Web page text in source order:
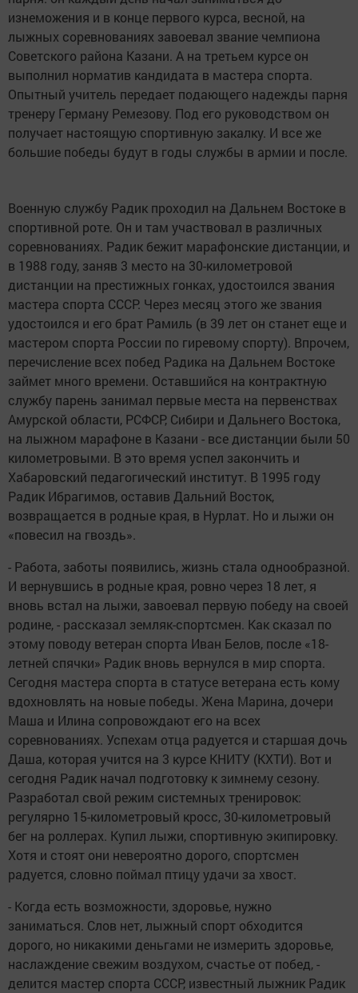
изнеможения и в конце первого курса, весной, на
лыжных соревнованиях завоевал звание чемпиона
Советского района Казани. А на третьем курсе он
выполнил норматив кандидата в мастера спорта.
Опытный учитель передает подающего надежды парня
тренеру Герману Ремезову. Под его руководством он
получает настоящую спортивную закалку. И все же
большие победы будут в годы службы в армии и после.
Военную службу Радик проходил на Дальнем Востоке в
спортивной роте. Он и там участвовал в различных
соревнованиях. Радик бежит марафонские дистанции, и
в 1988 году, заняв 3 место на 30-километровой
дистанции на престижных гонках, удостоился звания
мастера спорта СССР. Через месяц этого же звания
удостоился и его брат Рамиль (в 39 лет он станет еще и
мастером спорта России по гиревому спорту). Впрочем,
перечисление всех побед Радика на Дальнем Востоке
займет много времени. Оставшийся на контрактную
службу парень занимал первые места на первенствах
Амурской области, РСФСР, Сибири и Дальнего Востока,
на лыжном марафоне в Казани - все дистанции были 50
километровыми. В это время успел закончить и
Хабаровский педагогический институт. В 1995 году
Радик Ибрагимов, оставив Дальний Восток,
возвращается в родные края, в Нурлат. Но и лыжи он
«повесил на гвоздь».
- Работа, заботы появились, жизнь стала однообразной.
И вернувшись в родные края, ровно через 18 лет, я
вновь встал на лыжи, завоевал первую победу на своей
родине, - рассказал земляк-спортсмен. Как сказал по
этому поводу ветеран спорта Иван Белов, после «18-
летней спячки» Радик вновь вернулся в мир спорта.
Сегодня мастера спорта в статусе ветерана есть кому
вдохновлять на новые победы. Жена Марина, дочери
Маша и Илина сопровождают его на всех
соревнованиях. Успехам отца радуется и старшая дочь
Даша, которая учится на 3 курсе КНИТУ (КХТИ). Вот и
сегодня Радик начал подготовку к зимнему сезону.
Разработал свой режим системных тренировок:
регулярно 15-километровый кросс, 30-километровый
бег на роллерах. Купил лыжи, спортивную экипировку.
Хотя и стоят они невероятно дорого, спортсмен
радуется, словно поймал птицу удачи за хвост.
- Когда есть возможности, здоровье, нужно
заниматься. Слов нет, лыжный спорт обходится
дорого, но никакими деньгами не измерить здоровье,
наслаждение свежим воздухом, счастье от побед, -
делится мастер спорта СССР, известный лыжник Радик